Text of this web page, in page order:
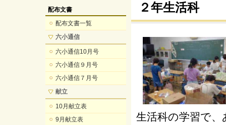
配布文書
配布文書一覧
六小通信
六小通信10月号
六小通信９月号
六小通信７月号
献立
10月献立表
9月献立表
２年生活科
生活科の学習で